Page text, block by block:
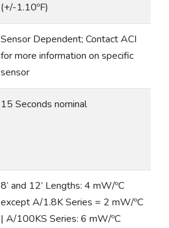
(+/-1.10ºF)
Sensor Dependent; Contact ACI
for more information on specific
sensor
15 Seconds nominal
8’ and 12’ Lengths: 4 mW/ºC
except A/1.8K Series = 2 mW/ºC
| A/100KS Series: 6 mW/ºC